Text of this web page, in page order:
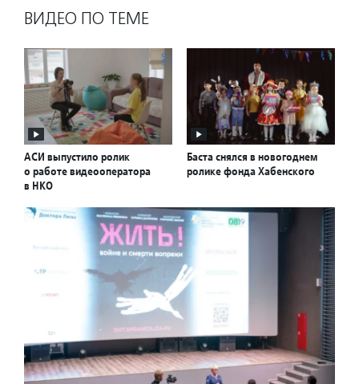
ВИДЕО ПО ТЕМЕ
АСИ выпустило ролик
о работе видеооператора
в НКО
Баста снялся в новогоднем
ролике фонда Хабенского